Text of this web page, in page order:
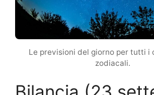
Le previsioni del giorno per tutti i
zodiacali.